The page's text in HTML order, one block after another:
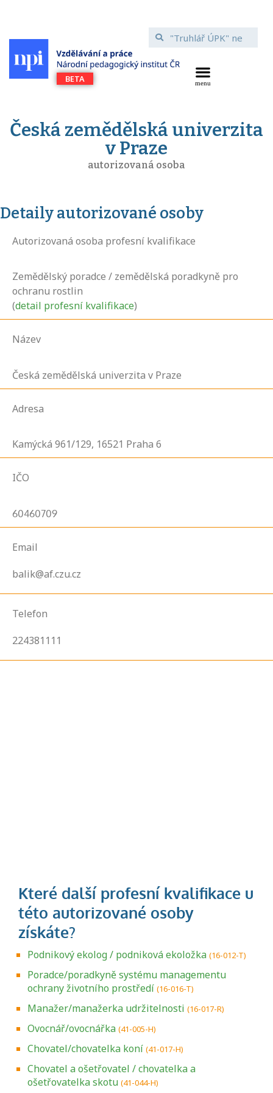
Česká zemědělská univerzita
v Praze
autorizovaná osoba
Detaily autorizované osoby
Autorizovaná osoba profesní kvalifikace
Zemědělský poradce / zemědělská poradkyně pro
ochranu rostlin
(detail profesní kvalifikace)
Název
Česká zemědělská univerzita v Praze
Adresa
Kamýcká 961/129, 16521 Praha 6
IČO
60460709
Email
balik@af.czu.cz
Telefon
224381111
Podnikový ekolog / podniková ekoložka (16-012-T)
Poradce/poradkyně systému managementu
ochrany životního prostředí (16-016-T)
Manažer/manažerka udržitelnosti (16-017-R)
Ovocnář/ovocnářka (41-005-H)
Chovatel/chovatelka koní (41-017-H)
Chovatel a ošetřovatel / chovatelka a
ošetřovatelka skotu (41-044-H)